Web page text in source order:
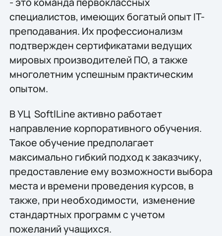
специалистов, имеющих богатый опыт IT-
преподавания. Их профессионализм
подтвержден сертификатами ведущих
мировых производителей ПО, а также
многолетним успешным практическим
опытом.
В УЦ SoftlLine активно работает
направление корпоративного обучения.
Такое обучение предполагает
максимально гибкий подход к заказчику,
предоставление ему возможности выбора
места и времени проведения курсов, в
также, при необходимости, изменение
стандартных программ с учетом
пожеланий учащихся.